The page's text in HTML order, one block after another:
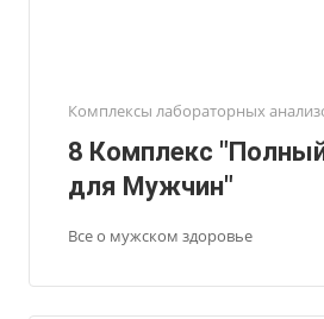
Комплексы лабораторных
8 Комплекс
для Мужчин"
Все о мужском здоровье